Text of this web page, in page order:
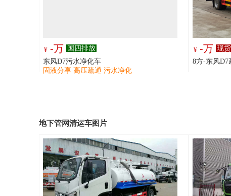
¥ -万 国四排放
东风D7污水净化车
固液分享 高压疏通 污水净化
¥ -万 现货
8方-东风D7
地下管网清运车图片